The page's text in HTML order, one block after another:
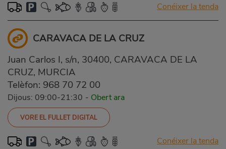
Conéixer la tenda
CARAVACA DE LA CRUZ
Juan Carlos I, s/n, 30400, CARAVACA DE LA
CRUZ, MURCIA
Telèfon: 968 70 72 00
Dijous: 09:00-21:30 - Obert ara
VORE EL FULLET DIGITAL
Conéixer la tenda